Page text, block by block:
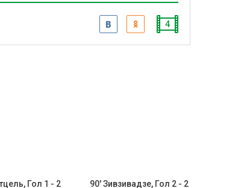
4
Гол 1 - 2 90' Зивзивадзе, Гол 2 - 2